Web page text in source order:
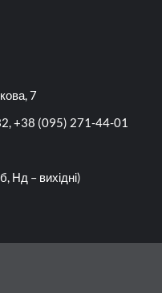
7
+38 (095) 271-44-01
Нд – вихідні)